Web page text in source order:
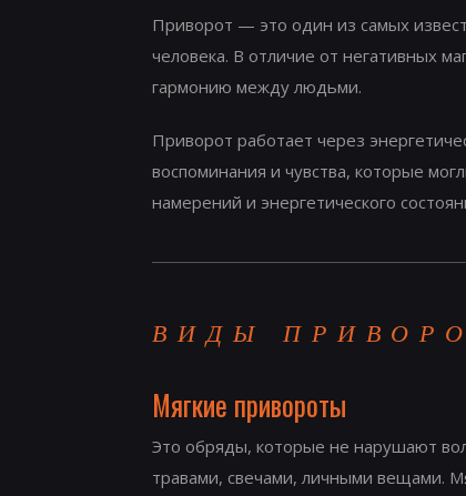
Приворот — это один из самых
человека. В отличие от негативных
гармонию между людьми.
Приворот работает через
воспоминания и чувства, которые
намерений и энергетического
ВИДЫ
Мягкие привороты
Это обряды, которые не нарушают
травами, свечами, личными вещами.